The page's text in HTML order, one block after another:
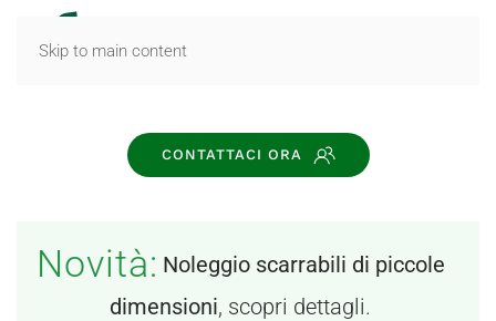
Skip to main content
CONTATTACI ORA
Novità: Noleggio scarrabili di piccole
dimensioni, scopri dettagli.